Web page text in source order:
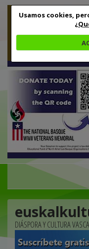
Usamos cookies,
DIÁSPORA Y CULTURA VASCA